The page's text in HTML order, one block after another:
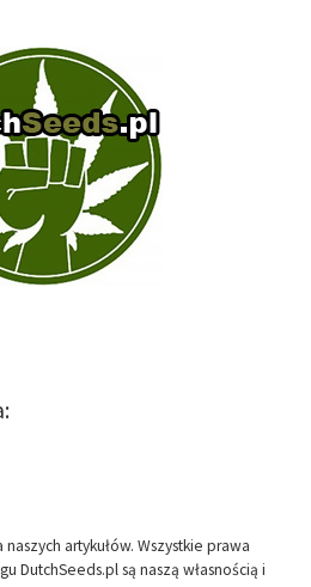
artykułów. Wszystkie prawa
DutchSeeds.pl są naszą własnością i